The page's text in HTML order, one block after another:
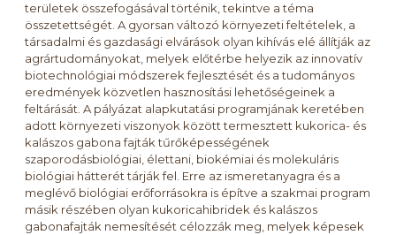
területek összefogásával történik, tekintve a téma
összetettségét. A gyorsan változó környezeti feltételek, a
társadalmi és gazdasági elvárások olyan kihívás elé állítják az
agrártudományokat, melyek előtérbe helyezik az innovatív
biotechnológiai módszerek fejlesztését és a tudományos
eredmények közvetlen hasznosítási lehetőségeinek a
feltárását. A pályázat alapkutatási programjának keretében
adott környezeti viszonyok között termesztett kukorica- és
kalászos gabona fajták tűrőképességének
szaporodásbiológiai, élettani, biokémiai és molekuláris
biológiai hátterét tárják fel. Erre az ismeretanyagra és a
meglévő biológiai erőforrásokra is építve a szakmai program
másik részében olyan kukoricahibridek és kalászos
gabonafajták nemesítését célozzák meg, melyek képesek